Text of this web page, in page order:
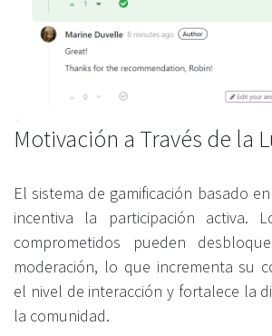
Motivación a Través de la
El sistema de gamificación basado
incentiva la participación activa.
comprometidos pueden
moderación, lo que incrementa su
el nivel de interacción y fortalece la
la comunidad.